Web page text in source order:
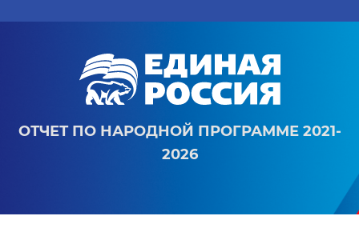
ОТЧЕТ ПО НАРОДНОЙ ПРОГРАММЕ 2021-
2026